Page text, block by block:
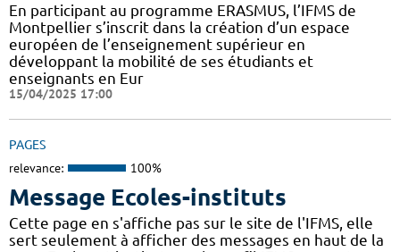
En participant au programme ERASMUS, l’IFMS de
Montpellier s’inscrit dans la création d’un espace
européen de l’enseignement supérieur en
développant la mobilité de ses étudiants et
enseignants en Eur
15/04/2025 17:00
PAGES
relevance: 100%
Message Ecoles-instituts
Cette page en s'affiche pas sur le site de l'IFMS, elle
sert seulement à afficher des messages en haut de la